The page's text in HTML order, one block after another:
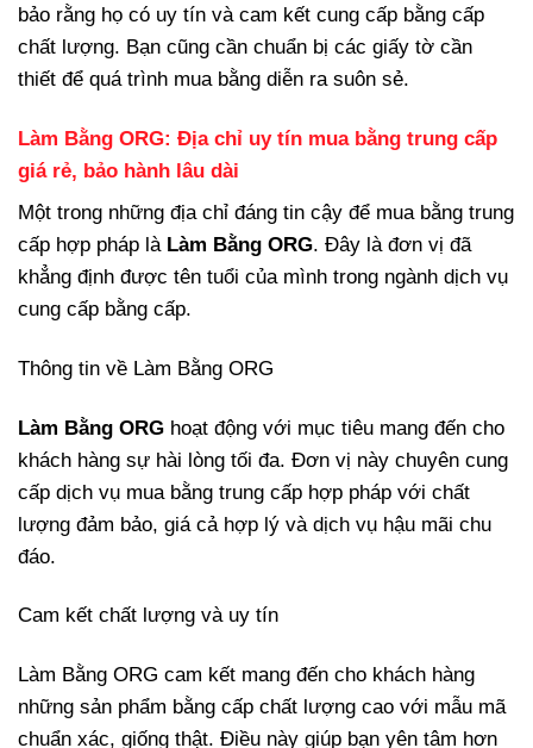
bảo rằng họ có uy tín và cam kết cung cấp bằng cấp
chất lượng. Bạn cũng cần chuẩn bị các giấy tờ cần
thiết để quá trình mua bằng diễn ra suôn sẻ.
Làm Bằng ORG: Địa chỉ uy tín mua bằng trung cấp
giá rẻ, bảo hành lâu dài
Một trong những địa chỉ đáng tin cậy để mua bằng trung
cấp hợp pháp là Làm Bằng ORG. Đây là đơn vị đã
khẳng định được tên tuổi của mình trong ngành dịch vụ
cung cấp bằng cấp.
Thông tin về Làm Bằng ORG
Làm Bằng ORG hoạt động với mục tiêu mang đến cho
khách hàng sự hài lòng tối đa. Đơn vị này chuyên cung
cấp dịch vụ mua bằng trung cấp hợp pháp với chất
lượng đảm bảo, giá cả hợp lý và dịch vụ hậu mãi chu
đáo.
Cam kết chất lượng và uy tín
Làm Bằng ORG cam kết mang đến cho khách hàng
những sản phẩm bằng cấp chất lượng cao với mẫu mã
chuẩn xác, giống thật. Điều này giúp bạn yên tâm hơn